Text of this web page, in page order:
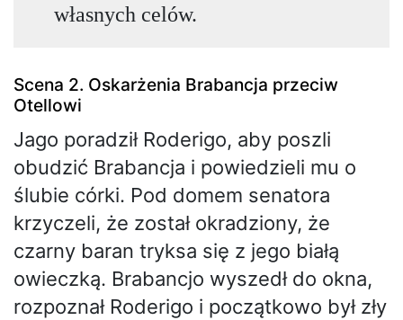
własnych celów.
Scena 2. Oskarżenia Brabancja przeciw
Otellowi
Jago poradził Roderigo, aby poszli
obudzić Brabancja i powiedzieli mu o
ślubie córki. Pod domem senatora
krzyczeli, że został okradziony, że
czarny baran tryksa się z jego białą
owieczką. Brabancjo wyszedł do okna,
rozpoznał Roderigo i początkowo był zły